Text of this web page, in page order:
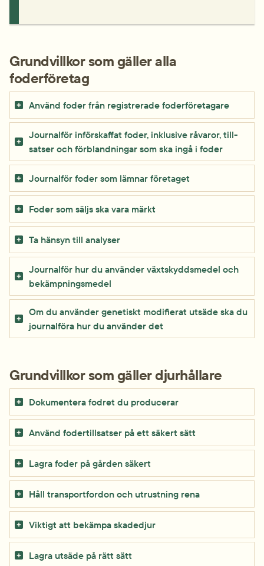
Grundvillkor som gäller alla
foderföretag
Använd foder från regist­rerade foder­företagare
Journal­för inför­skaffat foder, inklusive råvaror, till­
satser och för­blandningar som ska ingå i foder
Journal­för foder som lämnar företaget
Foder som säljs ska vara märkt
Ta hänsyn till analyser
Journal­för hur du använder växt­skydds­medel och
be­kämpnings­medel
Om du använder genetiskt modifierat ut­säde ska du
journal­föra hur du använder det
Grundvillkor som gäller djurhållare
Dokument­era fodret du produc­erar
Använd foder­till­satser på ett säkert sätt
Lagra foder på gården säkert
Håll transport­fordon och ut­rustning rena
Viktigt att bekämpa skade­djur
Lagra utsäde på rätt sätt